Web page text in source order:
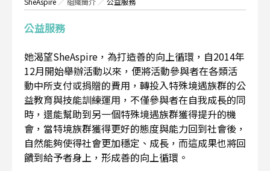
公益服務
她渴望SheAspire，為打造善的向上循環，自2014年
12月開始舉辦活動以來，便將活動參與者在各類活
動中所支付或捐贈的費用，轉投入特殊境遇族群的公
益教育與技能訓練運用，不僅參與者在自我成長的同
時，還能幫助到另一個特殊境遇族群獲得提升的機
會，當特境族群獲得更好的態度與能力回到社會後，
自然能夠使得社會更加穩定、成長，而這成果也將回
饋到給予者身上，形成善的向上循環。